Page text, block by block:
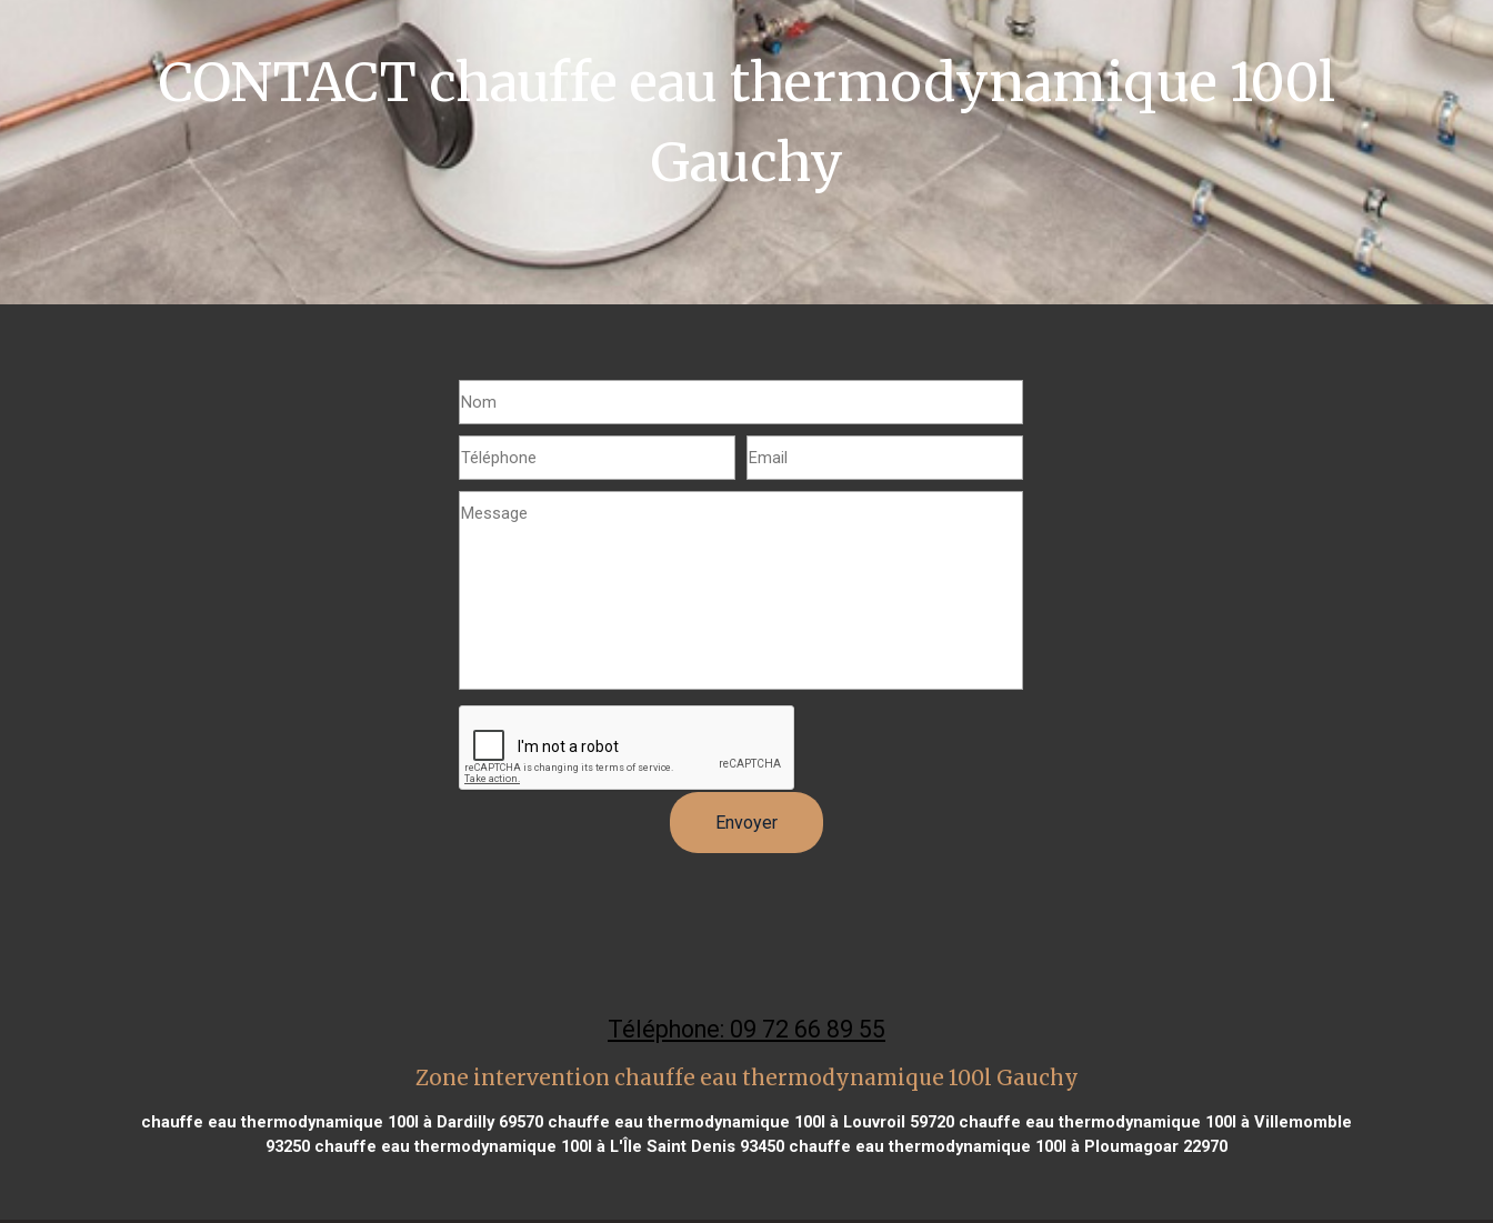
CONTACT chauffe eau thermodynamique 100l
Gauchy
Téléphone: 09 72 66 89 55
Zone intervention chauffe eau thermodynamique 100l Gauchy
chauffe eau thermodynamique 100l à Dardilly 69570 chauffe eau thermodynamique 100l à Louvroil 59720 chauffe eau thermodynamique 100l à Villemomble
93250 chauffe eau thermodynamique 100l à L'Île Saint Denis 93450 chauffe eau thermodynamique 100l à Ploumagoar 22970